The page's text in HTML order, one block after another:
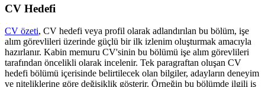
CV Hedefi
CV özeti, CV hedefi veya profil olarak adlandırılan bu bölüm, işe
alım görevlileri üzerinde güçlü bir ilk izlenim oluşturmak amacıyla
hazırlanır. Kabin memuru CV'sinin bu bölümü işe alım görevlileri
tarafından öncelikli olarak incelenir. Tek paragraftan oluşan CV
hedefi bölümü içerisinde belirtilecek olan bilgiler, adayların deneyim
ve niteliklerine göre değişiklik gösterir. Örneğin bu bölümde ilgili iş